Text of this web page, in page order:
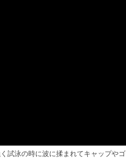
試泳の時に波に揉まれてキャップや